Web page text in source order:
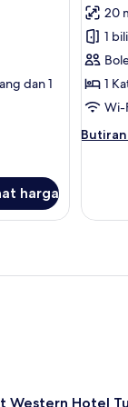
dan 1
harga
foto
untuk
Room
20
1
1
Wi-
Butiran
Western Hotel
Hotel Tulln